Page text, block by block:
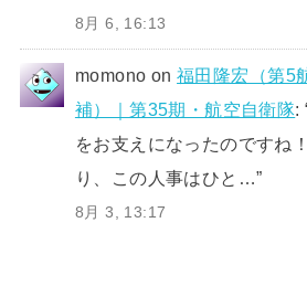
8月 6, 16:13
momono on福田隆宏（第5
補）｜第35期・航空自衛隊:
をお支えになったのですね
り、この人事はひと…”
8月 3, 13:17